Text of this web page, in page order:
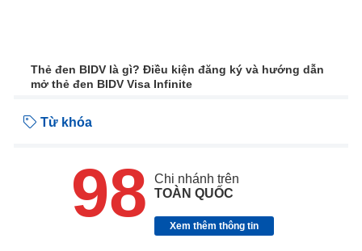
Thẻ đen BIDV là gì? Điều kiện đăng ký và hướng dẫn
mở thẻ đen BIDV Visa Infinite
Từ khóa
98
Chi nhánh trên
TOÀN QUỐC
Xem thêm thông tin